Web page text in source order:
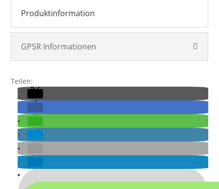
Produktinformation
GPSR Informationen
Teilen: